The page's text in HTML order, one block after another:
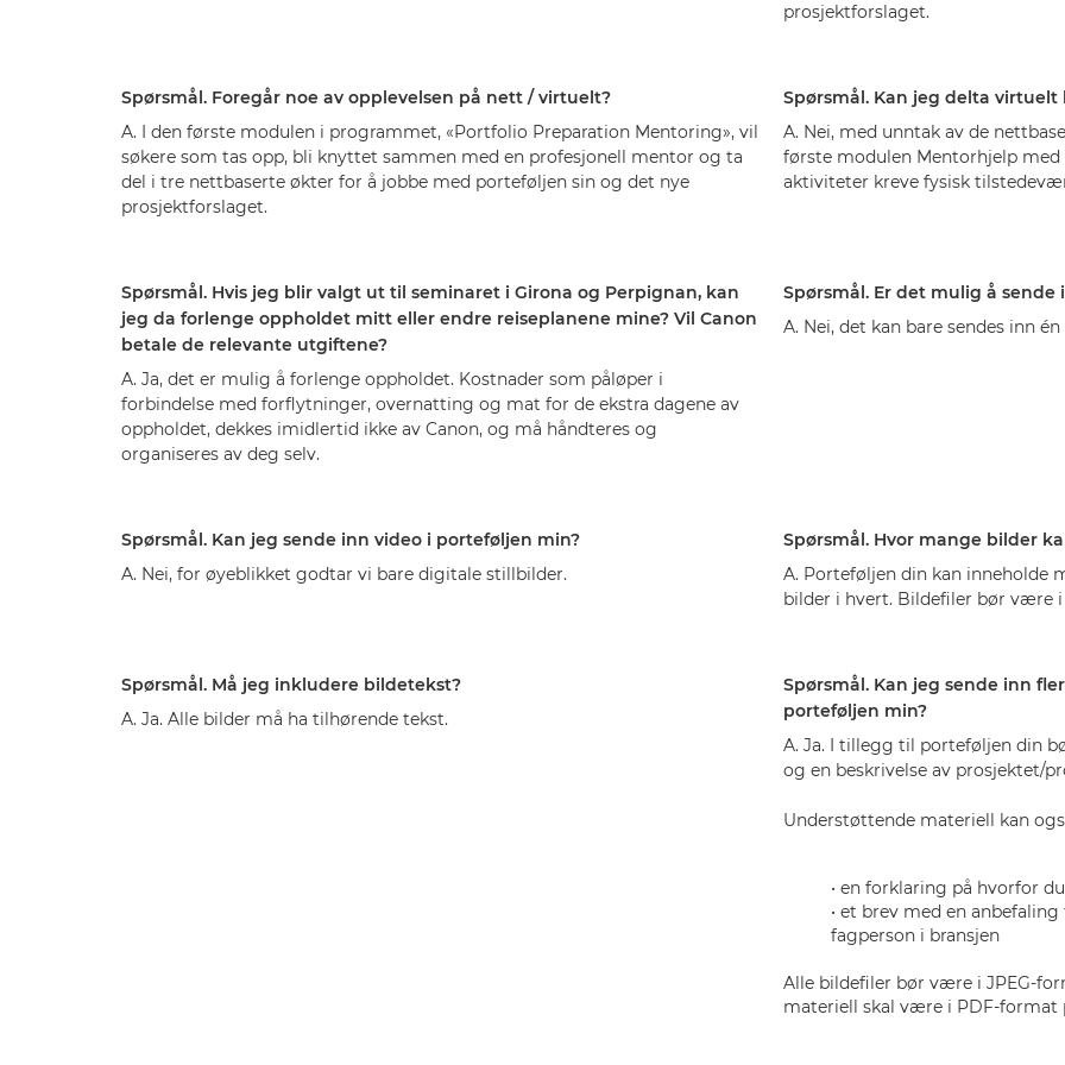
prosjektforslaget.
Spørsmål. Foregår noe av opplevelsen på nett / virtuelt?
A. I den første modulen i programmet, «Portfolio Preparation Mentoring», vil
søkere som tas opp, bli knyttet sammen med en profesjonell mentor og ta
del i tre nettbaserte økter for å jobbe med porteføljen sin og det nye
prosjektforslaget.
Spørsmål. Kan jeg delta virtuelt
A. Nei, med unntak av de
første modulen Mentorhjelp
aktiviteter kreve fysisk
Spørsmål. Hvis jeg blir valgt ut til seminaret i Girona og Perpignan, kan
jeg da forlenge oppholdet mitt eller endre reiseplanene mine? Vil Canon
betale de relevante utgiftene?
A. Ja, det er mulig å forlenge oppholdet. Kostnader som påløper i
forbindelse med forflytninger, overnatting og mat for de ekstra dagene av
oppholdet, dekkes imidlertid ikke av Canon, og må håndteres og
organiseres av deg selv.
Spørsmål. Er det mulig å
A. Nei, det kan bare sendes inn
Spørsmål. Kan jeg sende inn video i porteføljen min?
A. Nei, for øyeblikket godtar vi bare digitale stillbilder.
Spørsmål. Hvor mange bilder
A. Porteføljen din kan inneholde
bilder i hvert. Bildefiler bør være i
Spørsmål. Må jeg inkludere bildetekst?
A. Ja. Alle bilder må ha tilhørende tekst.
Spørsmål. Kan jeg sende inn
porteføljen min?
A. Ja. I tillegg til porteføljen din
og en beskrivelse av prosjektet/
Understøttende materiell kan
• en forklaring på hvorfor
• et brev med en
fagperson i bransjen
Alle bildefiler bør være i JPEG-
materiell skal være i PDF-format